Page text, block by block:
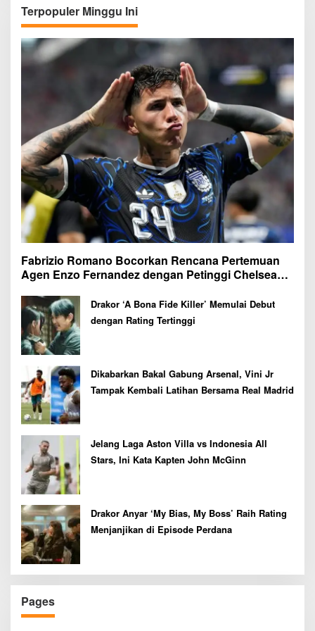
Terpopuler Minggu Ini
Fabrizio Romano Bocorkan Rencana Pertemuan
Agen Enzo Fernandez dengan Petinggi Chelsea
Drakor ‘A Bona Fide Killer’ Memulai Debut
dengan Rating Tertinggi
Dikabarkan Bakal Gabung Arsenal, Vini Jr
Tampak Kembali Latihan Bersama Real Madrid
Jelang Laga Aston Villa vs Indonesia All
Stars, Ini Kata Kapten John McGinn
Drakor Anyar ‘My Bias, My Boss’ Raih Rating
Menjanjikan di Episode Perdana
Pages